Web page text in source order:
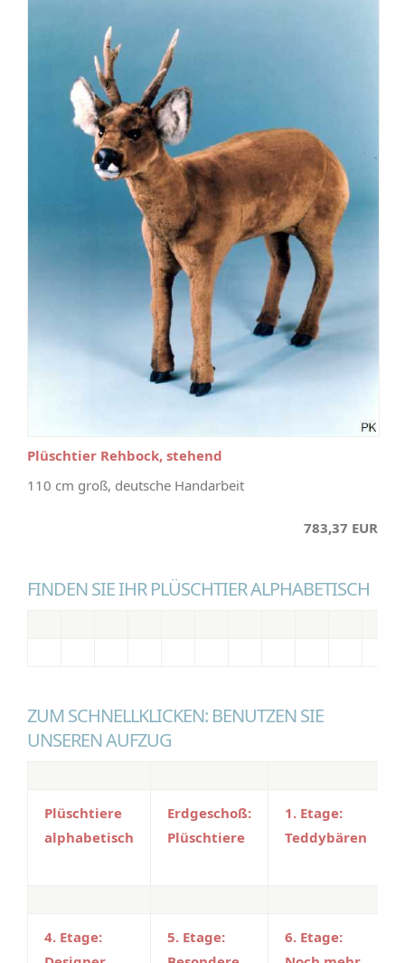
Plüschtier Rehbock, stehend
110 cm groß, deutsche Handarbeit
783,37 EUR
FINDEN SIE IHR PLÜSCHTIER ALPHABETISCH
ZUM SCHNELLKLICKEN: BENUTZEN SIE
UNSEREN AUFZUG
Plüschtiere
alphabetisch
Erdgeschoß:
Plüschtiere
1. Etage:
Teddybären
4. Etage:
5. Etage:
6. Etage: